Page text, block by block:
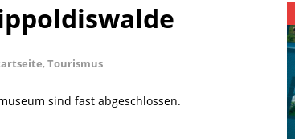
– vom 27. Juli 2026
REGIONALMAGAZIN
, Tourismus
sind fast abgeschlossen.